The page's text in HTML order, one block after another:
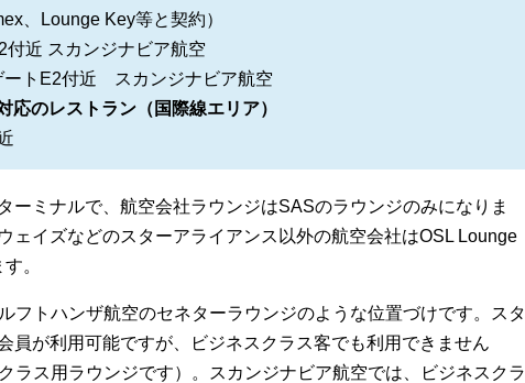
、Lounge Key等と契約）
近 スカンジナビア航空
ートE2付近 スカンジナビア航空
応のレストラン（国際線エリア）
ーミナルで、航空会社ラウンジはSASのラウンジのみになりま
ェイズなどのスターアライアンス以外の航空会社はOSL Lounge
。
フトハンザ航空のセネターラウンジのような位置づけです。スタ
員が利用可能ですが、ビジネスクラス客でも利用できません
ラス用ラウンジです）。スカンジナビア航空では、ビジネスクラ